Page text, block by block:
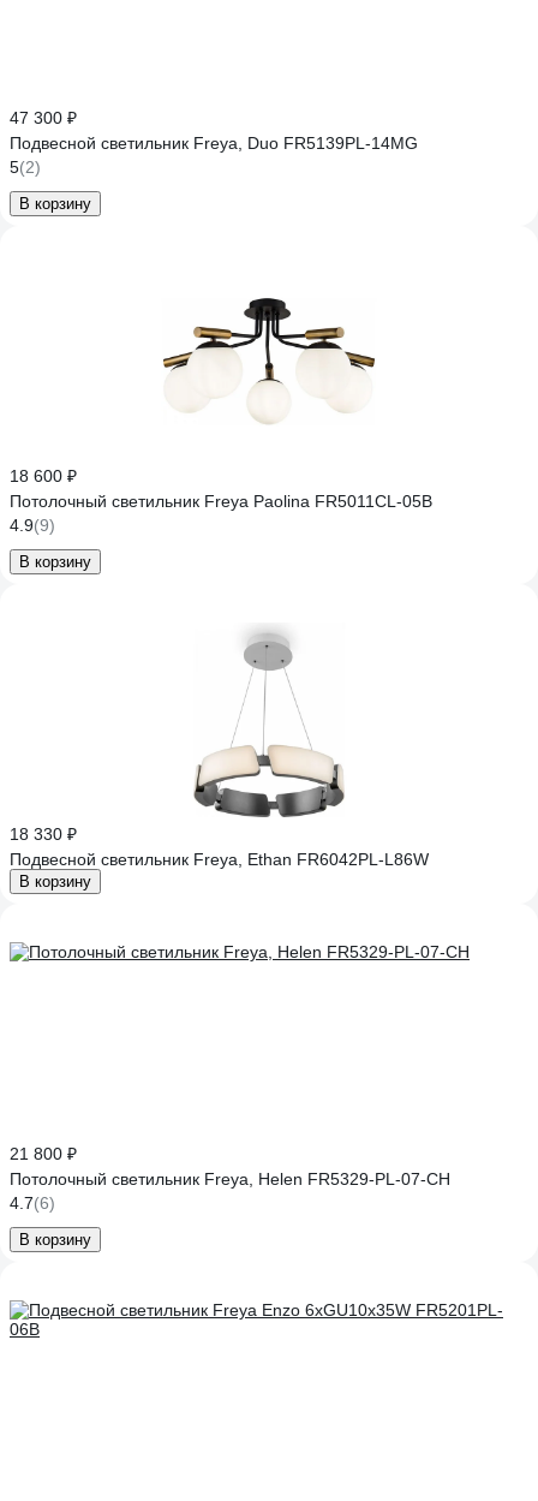
47 300 ₽
Подвесной светильник Freya, Duo FR5139PL-14MG
5(2)
В корзину
18 600 ₽
Потолочный светильник Freya Paolina FR5011CL-05B
4.9(9)
В корзину
18 330 ₽
Подвесной светильник Freya, Ethan FR6042PL-L86W
В корзину
21 800 ₽
Потолочный светильник Freya, Helen FR5329-PL-07-CH
4.7(6)
В корзину